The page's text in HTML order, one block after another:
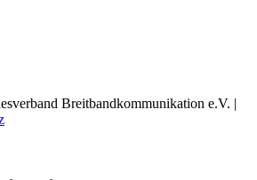
Breitbandkommunikation e.V. |